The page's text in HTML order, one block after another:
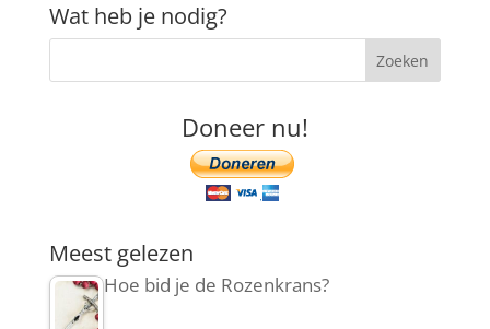
Wat heb je nodig?
Doneer nu!
Meest gelezen
Hoe bid je de Rozenkrans?